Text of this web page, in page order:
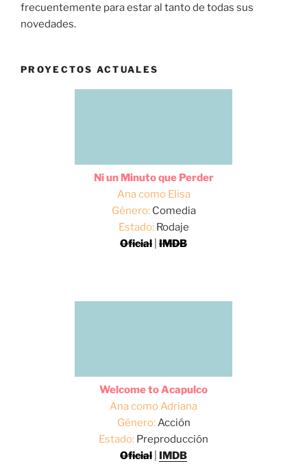
frecuentemente para estar al tanto de todas sus
novedades.
PROYECTOS ACTUALES
Ni un Minuto que Perder
Ana como Elisa
Género:Comedia
Estado:Rodaje
Oficial IMDB
Welcome to Acapulco
Ana como Adriana
Género:Acción
Estado: Preproducción
Oficial
IMDB